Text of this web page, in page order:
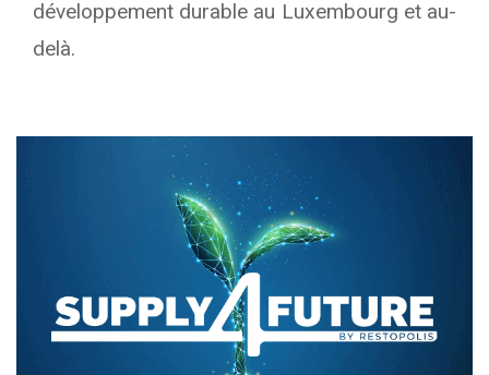
développement durable au Luxembourg et au-
delà.